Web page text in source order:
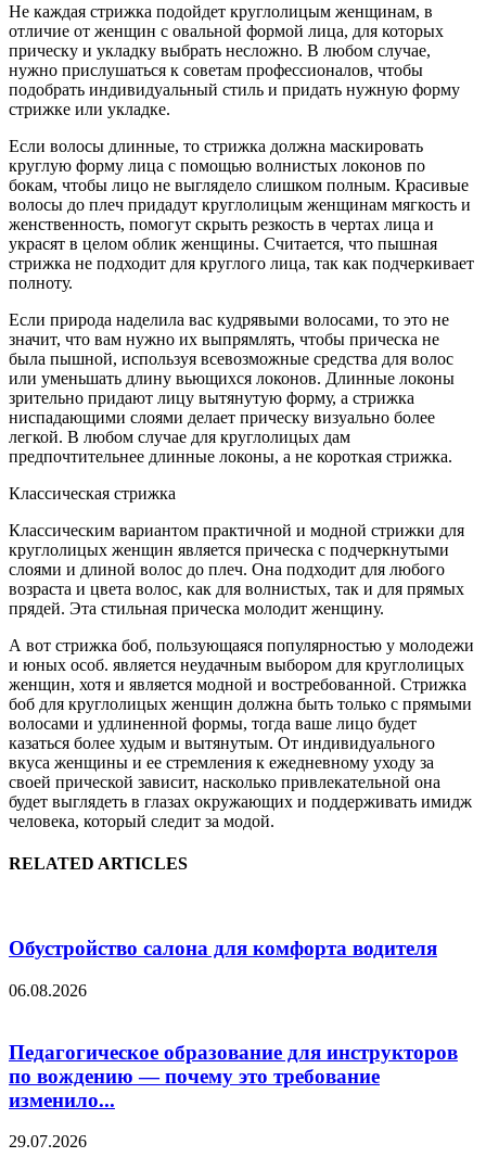
Не каждая стрижка подойдет круглолицым женщинам, в
отличие от женщин с овальной формой лица, для которых
прическу и укладку выбрать несложно. В любом случае,
нужно прислушаться к советам профессионалов, чтобы
подобрать индивидуальный стиль и придать нужную форму
стрижке или укладке.
Если волосы длинные, то стрижка должна маскировать
круглую форму лица с помощью волнистых локонов по
бокам, чтобы лицо не выглядело слишком полным. Красивые
волосы до плеч придадут круглолицым женщинам мягкость и
женственность, помогут скрыть резкость в чертах лица и
украсят в целом облик женщины. Считается, что пышная
стрижка не подходит для круглого лица, так как подчеркивает
полноту.
Если природа наделила вас кудрявыми волосами, то это не
значит, что вам нужно их выпрямлять, чтобы прическа не
была пышной, используя всевозможные средства для волос
или уменьшать длину вьющихся локонов. Длинные локоны
зрительно придают лицу вытянутую форму, а стрижка
ниспадающими слоями делает прическу визуально более
легкой. В любом случае для круглолицых дам
предпочтительнее длинные локоны, а не короткая стрижка.
Классическая стрижка
Классическим вариантом практичной и модной стрижки для
круглолицых женщин является прическа с подчеркнутыми
слоями и длиной волос до плеч. Она подходит для любого
возраста и цвета волос, как для волнистых, так и для прямых
прядей. Эта стильная прическа молодит женщину.
А вот стрижка боб, пользующаяся популярностью у молодежи
и юных особ. является неудачным выбором для круглолицых
женщин, хотя и является модной и востребованной. Стрижка
боб для круглолицых женщин должна быть только с прямыми
волосами и удлиненной формы, тогда ваше лицо будет
казаться более худым и вытянутым. От индивидуального
вкуса женщины и ее стремления к ежедневному уходу за
своей прической зависит, насколько привлекательной она
будет выглядеть в глазах окружающих и поддерживать имидж
человека, который следит за модой.
RELATED ARTICLES
Обустройство салона для комфорта водителя
06.08.2026
Педагогическое образование для инструкторов
по вождению — почему это требование
изменило...
29.07.2026